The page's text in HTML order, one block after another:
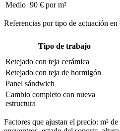
Medio 90 € por m²
Referencias por tipo de actuación en
Tipo de trabajo
Retejado con teja cerámica
Retejado con teja de hormigón
Panel sándwich
Cambio completo con nueva
estructura
Factores que ajustan el precio: m²